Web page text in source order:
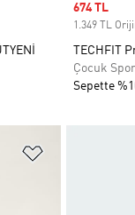
Sale price
674 TL
1.349 TL
TECHFIT
Çocuk
Sepette
Favori